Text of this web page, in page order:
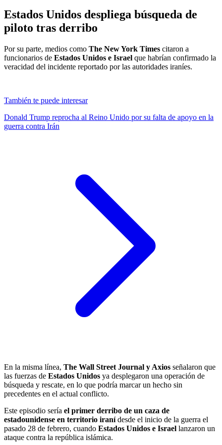
Estados Unidos despliega búsqueda de
piloto tras derribo
Por su parte, medios como The New York Times citaron a
funcionarios de Estados Unidos e Israel que habrían confirmado la
veracidad del incidente reportado por las autoridades iraníes.
También te puede interesar
Donald Trump reprocha al Reino Unido por su falta de apoyo en la
guerra contra Irán
En la misma línea, The Wall Street Journal y Axios señalaron que
las fuerzas de Estados Unidos ya desplegaron una operación de
búsqueda y rescate, en lo que podría marcar un hecho sin
precedentes en el actual conflicto.
Este episodio sería el primer derribo de un caza de
estadounidense en territorio iranídesde el inicio de la guerra el
pasado 28 de febrero, cuando Estados Unidos e Israel lanzaron un
ataque contra la república islámica.